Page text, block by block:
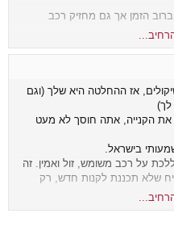
ברוב הזמן אך גם מחזיק רכב
אז ההחלטה היא שלך (וגם
לך)
הקנייה, אתה חוסך לא מעט
בישראל.
על רכב משומש, זול ואמין. זה
שלא תכננת לקנות חדש, רק